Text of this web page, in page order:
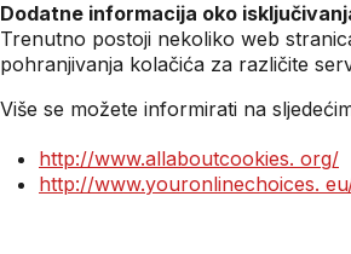
Dodatne informacija oko
Trenutno postoji nekoliko web
pohranjivanja kolačića za različite
Više se možete informirati na
http://www.allaboutcookies. org/
http://www.youronlinechoices.